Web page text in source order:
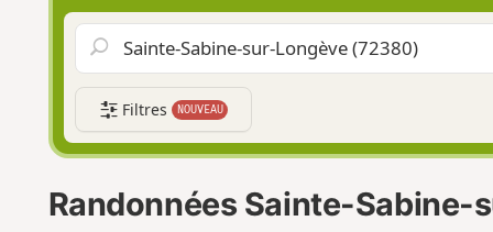
Filtres NOUVEAU
Randonnées Sainte-Sabine-